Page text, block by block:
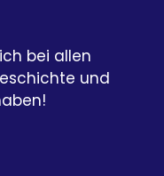
bei allen
und